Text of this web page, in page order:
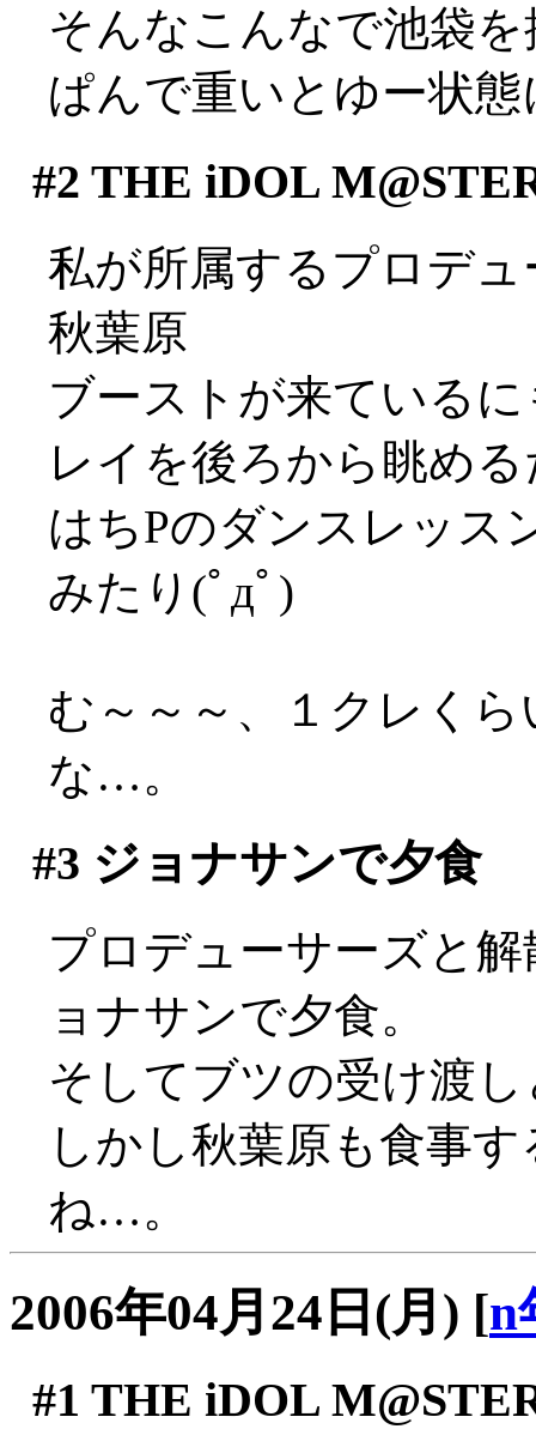
そんなこんなで池袋
ぱんで重いとゆー状
#2 THE iDOL
私が所属するプロデュ
秋葉原
ブーストが来ている
レイを後ろから眺め
はちPのダンスレッス
みたり(ﾟдﾟ)
む～～～、１クレく
な…。
#3 ジョナサンで夕食
プロデューサーズと
ョナサンで夕食。
そしてブツの受け渡
しかし秋葉原も食事
ね…。
2006年04月24日(月) [n
#1 THE iDOL